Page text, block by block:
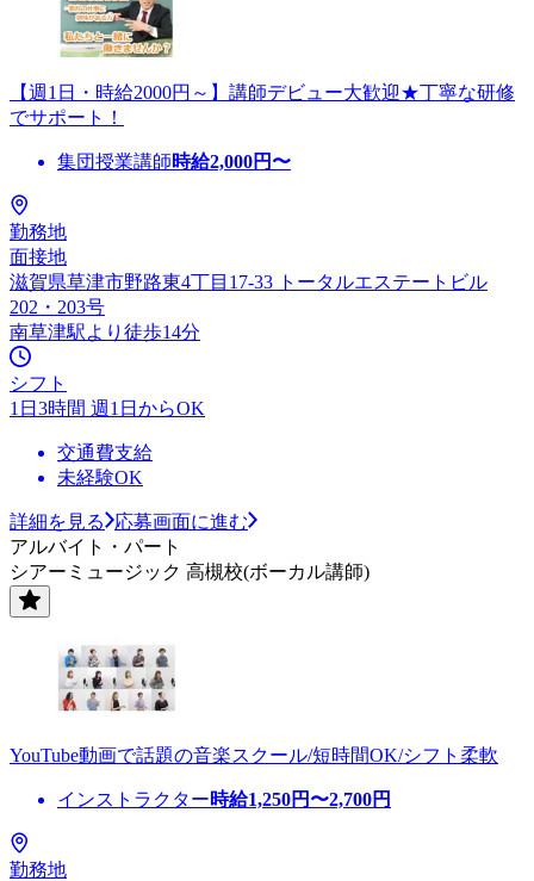
【週1日・時給2000円～】講師デビュー大歓迎★丁寧な研修
でサポート！
集団授業講師時給2,000円〜
勤務地
面接地
滋賀県草津市野路東4丁目17-33 トータルエステートビル
202・203号
南草津駅より徒歩14分
シフト
1日3時間 週1日からOK
交通費支給
未経験OK
詳細を見る
応募画面に進む
アルバイト・パート
シアーミュージック 高槻校(ボーカル講師)
YouTube動画で話題の音楽スクール/短時間OK/シフト柔軟
インストラクター時給1,250円〜2,700円
勤務地